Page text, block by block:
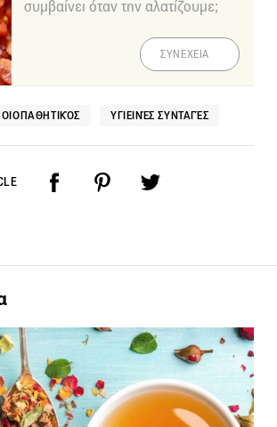
συμβαίνει όταν την αλατίζουμε;
ΣΥΝΕΧΕΙΑ
ΥΓΙΕΙΝΈΣ ΣΥΝΤΑΓΈΣ